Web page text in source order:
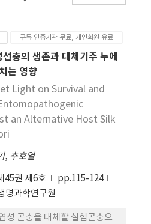
소자의 굴절률 변화량을 계산
전 회절효율은 6.75%, 공기와
였으며, 200J/m2의 자외
절효율은 7.56%, 공기와의 굴
로 나타났다. 광변색 패턴의 자
변화는 자외선 감지에 효과적
구독 인증기관 무료, 개인회원 유료
충의 생존과 대체기주 누에
는 영향
Light on Survival and
an Alternative Host Silk
, 추호열
45권 제6호
pp.115-124
명과학연구원
성 곤충을 대체할 실험곤충으